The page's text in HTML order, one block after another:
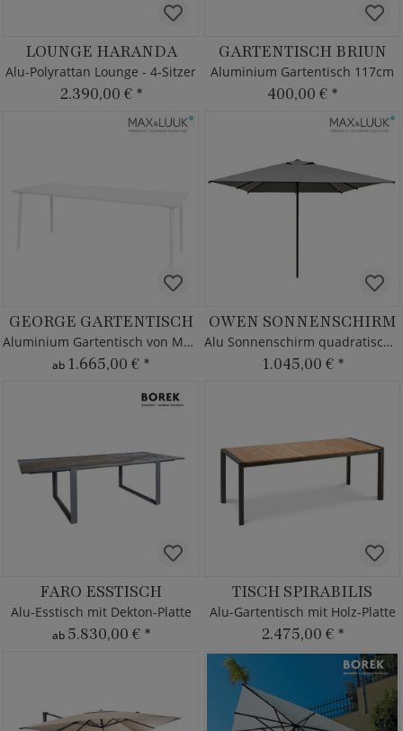
LOUNGE HARANDA
Alu-Polyrattan Lounge - 4-Sitzer
2.390,00 € *
GARTENTISCH BRIUN
Aluminium Gartentisch 117cm
400,00 € *
GEORGE GARTENTISCH
Aluminium Gartentisch von Max&Luuk - 200x90cm
ab 1.665,00 € *
OWEN SONNENSCHIRM
Alu Sonnenschirm quadratisch - Push-Up-System
1.045,00 € *
FARO ESSTISCH
Alu-Esstisch mit Dekton-Platte
ab 5.830,00 € *
TISCH SPIRABILIS
Alu-Gartentisch mit Holz-Platte
2.475,00 € *